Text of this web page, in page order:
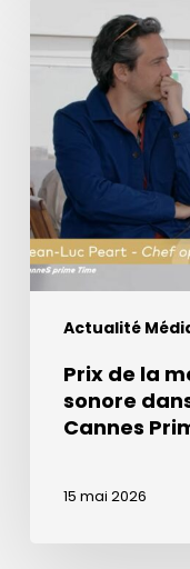
Actualité
de
la
meilleure
création
sonore
dans
l’émission
de
la
Cannes
TimePrix de la
sonore
Cannes
15 mai 2026